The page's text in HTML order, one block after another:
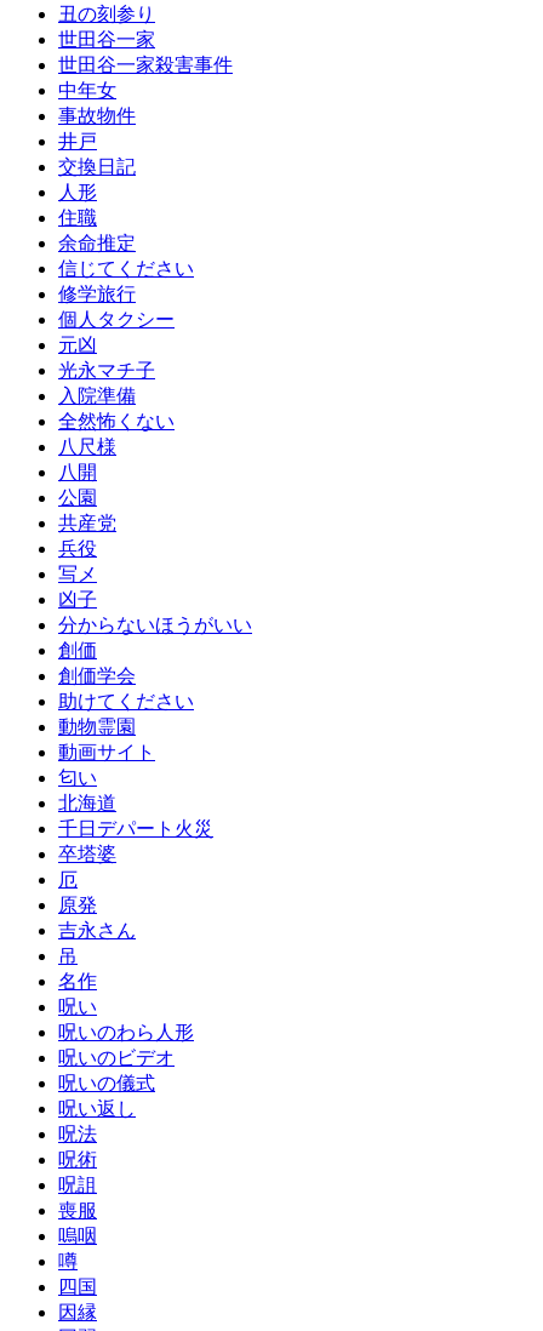
丑の刻参り
世田谷一家
世田谷一家殺害事件
中年女
事故物件
井戸
交換日記
人形
住職
余命推定
信じてください
修学旅行
個人タクシー
元凶
光永マチ子
入院準備
全然怖くない
八尺様
八開
公園
共産党
兵役
写メ
凶子
分からないほうがいい
創価
創価学会
助けてください
動物霊園
動画サイト
匂い
北海道
千日デパート火災
卒塔婆
厄
原発
吉永さん
吊
名作
呪い
呪いのわら人形
呪いのビデオ
呪いの儀式
呪い返し
呪法
呪術
呪詛
喪服
嗚咽
噂
四国
因縁